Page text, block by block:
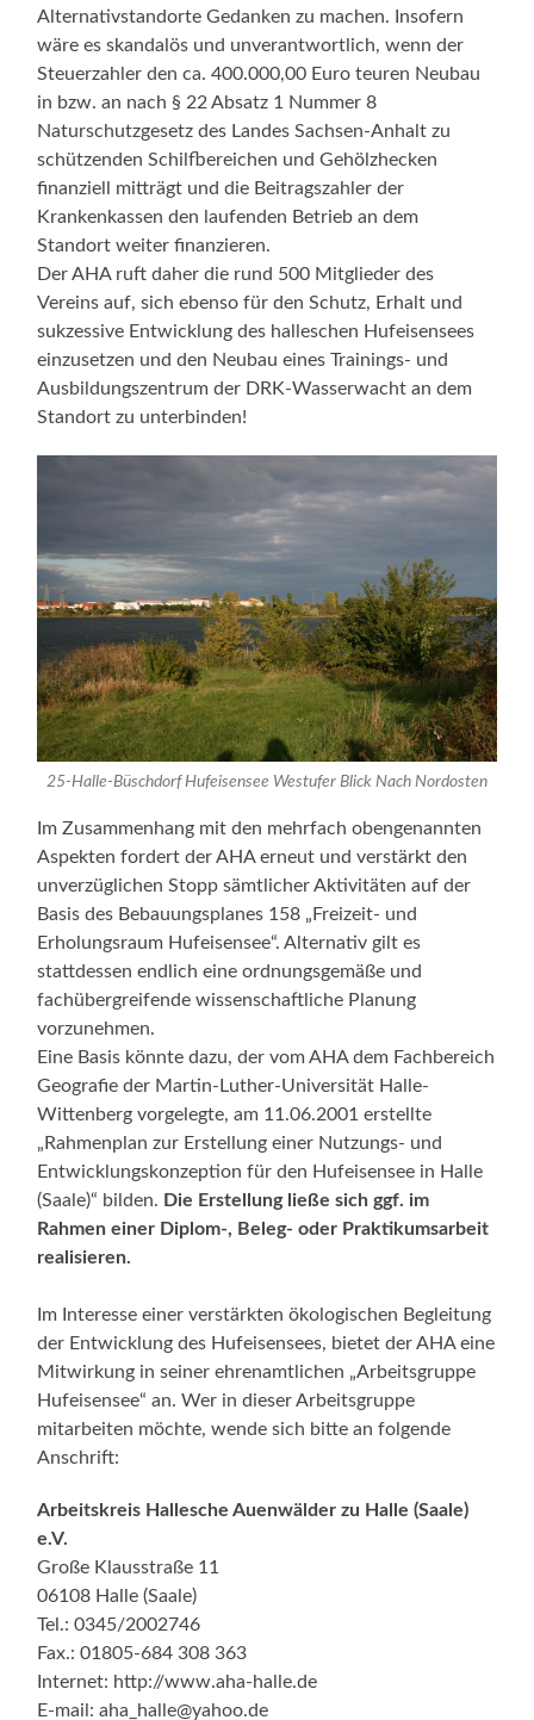
Alternativstandorte Gedanken zu machen. Insofern
wäre es skandalös und unverantwortlich, wenn der
Steuerzahler den ca. 400.000,00 Euro teuren Neubau
in bzw. an nach § 22 Absatz 1 Nummer 8
Naturschutzgesetz des Landes Sachsen-Anhalt zu
schützenden Schilfbereichen und Gehölzhecken
finanziell mitträgt und die Beitragszahler der
Krankenkassen den laufenden Betrieb an dem
Standort weiter finanzieren.
Der AHA ruft daher die rund 500 Mitglieder des
Vereins auf, sich ebenso für den Schutz, Erhalt und
sukzessive Entwicklung des halleschen Hufeisensees
einzusetzen und den Neubau eines Trainings- und
Ausbildungszentrum der DRK-Wasserwacht an dem
Standort zu unterbinden!
25-Halle-Büschdorf Hufeisensee Westufer Blick Nach Nordosten
Im Zusammenhang mit den mehrfach obengenannten
Aspekten fordert der AHA erneut und verstärkt den
unverzüglichen Stopp sämtlicher Aktivitäten auf der
Basis des Bebauungsplanes 158 „Freizeit- und
Erholungsraum Hufeisensee“. Alternativ gilt es
stattdessen endlich eine ordnungsgemäße und
fachübergreifende wissenschaftliche Planung
vorzunehmen.
Eine Basis könnte dazu, der vom AHA dem Fachbereich
Geografie der Martin-Luther-Universität Halle-
Wittenberg vorgelegte, am 11.06.2001 erstellte
„Rahmenplan zur Erstellung einer Nutzungs- und
Entwicklungskonzeption für den Hufeisensee in Halle
(Saale)“ bilden. Die Erstellung ließe sich ggf. im
Rahmen einer Diplom-, Beleg- oder Praktikumsarbeit
realisieren.
Im Interesse einer verstärkten ökologischen Begleitung
der Entwicklung des Hufeisensees, bietet der AHA eine
Mitwirkung in seiner ehrenamtlichen „Arbeitsgruppe
Hufeisensee“ an. Wer in dieser Arbeitsgruppe
mitarbeiten möchte, wende sich bitte an folgende
Anschrift:
Arbeitskreis Hallesche Auenwälder zu Halle (Saale)
e.V.
Große Klausstraße 11
06108 Halle (Saale)
Tel.: 0345/2002746
Fax.: 01805-684 308 363
Internet: http://www.aha-halle.de
E-mail: aha_halle@yahoo.de